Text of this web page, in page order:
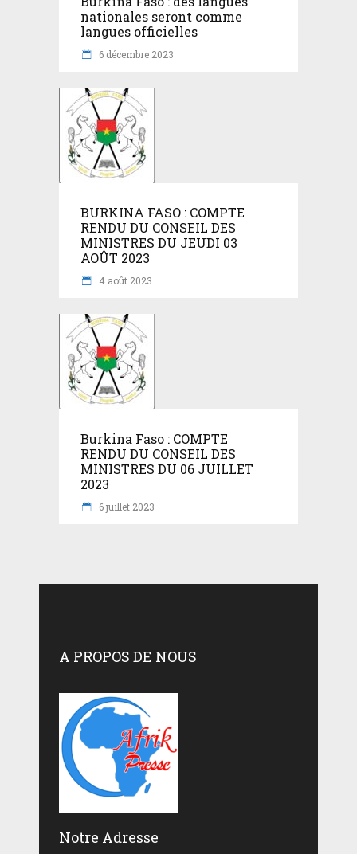
nationales seront comme
langues officielles
6 décembre 2023
BURKINA FASO : COMPTE
RENDU DU CONSEIL DES
MINISTRES DU JEUDI 03
AOÛT 2023
4 août 2023
Burkina Faso : COMPTE
RENDU DU CONSEIL DES
MINISTRES DU 06 JUILLET
2023
6 juillet 2023
A PROPOS DE NOUS
Notre Adresse